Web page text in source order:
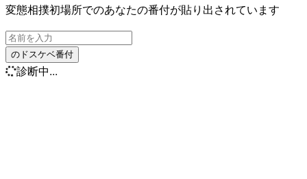
変態相撲初場所でのあなたの番付が貼り出されています
のドスケベ番付
診断中...